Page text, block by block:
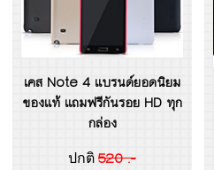
เคส Note 4 แบรนด์ยอดนิยม
ของแท้ แถมฟรีกันรอย HD ทุก
กล่อง
ปกติ 520 .-